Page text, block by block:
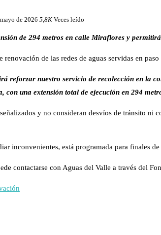
de 2026 5,8K Veces leído
de 294 metros en calle Miraflores y
renovación de las redes de aguas servidas en
reforzar nuestro servicio de recolección en la
con una extensión total de ejecución en 294
y no consideran desvíos de tránsito
inconvenientes, está programada para finales
contactarse con Aguas del Valle a través del